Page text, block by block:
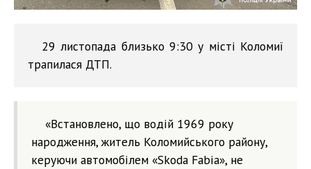
29 листопада близько 9:30 у місті Коломиї
трапилася ДТП.
«Встановлено, що водій 1969 року
народження, житель Коломийського району,
керуючи автомобілем «Skoda Fabia», не